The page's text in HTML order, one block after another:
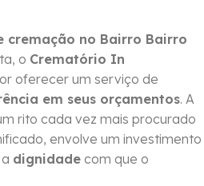
cremação no Bairro Bairro
o Crematório In
oferecer um serviço de
em seus orçamentos. A
rito cada vez mais procurado
envolve um investimento
dignidade com que o